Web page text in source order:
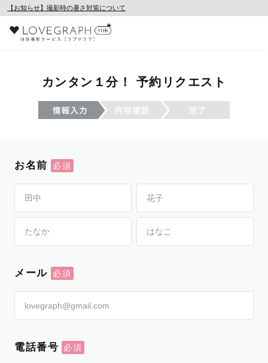
【お知らせ】撮影時の暑さ対策について
カンタン１分！ 予約リクエスト
お名前
メール
電話番号